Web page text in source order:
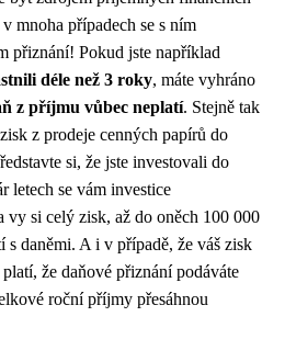
mnoha případech se s ním
přiznání! Pokud jste například
déle než 3 roky, máte vyhráno
z příjmu vůbec neplatí. Stejně tak
z prodeje cenných papírů do
si, že jste investovali do
letech se vám investice
vy si celý zisk, až do oněch 100 000
s daněmi. A i v případě, že váš zisk
že daňové přiznání podáváte
roční příjmy přesáhnou